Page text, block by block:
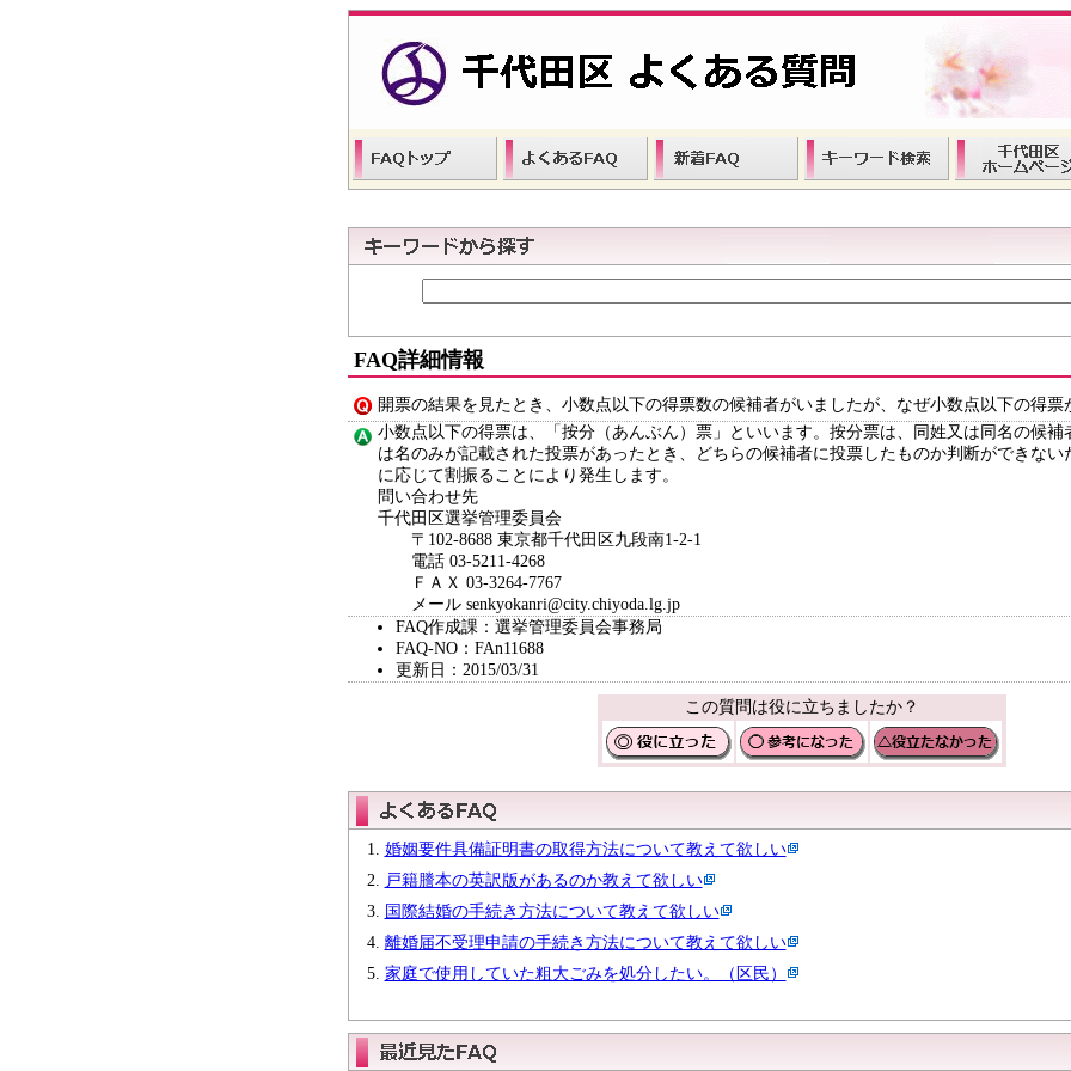
FAQ詳細情報
開票の結果を見たとき、小数点以下の得票数の候補者がいましたが、なぜ小数点以下の得票
小数点以下の得票は、「按分（あんぶん）票」といいます。按分票は、同姓又は同名の候補
は名のみが記載された投票があったとき、どちらの候補者に投票したものか判断ができない
に応じて割振ることにより発生します。
問い合わせ先
千代田区選挙管理委員会
〒102-8688 東京都千代田区九段南1-2-1
電話 03-5211-4268
ＦＡＸ 03-3264-7767
メール senkyokanri@city.chiyoda.lg.jp
FAQ作成課：選挙管理委員会事務局
FAQ-NO：FAn11688
更新日：2015/03/31
この質問は役に立ちましたか？
婚姻要件具備証明書の取得方法について教えて欲しい
戸籍謄本の英訳版があるのか教えて欲しい
国際結婚の手続き方法について教えて欲しい
離婚届不受理申請の手続き方法について教えて欲しい
家庭で使用していた粗大ごみを処分したい。（区民）